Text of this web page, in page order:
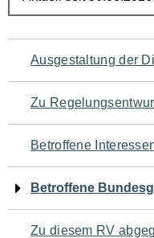
Navigation
für
den
Seiteninhalt
Ausgestaltung der
Zu
Betroffene
Betroffene
Zu diesem RV